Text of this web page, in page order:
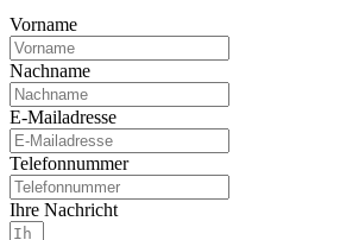
Vorname
Nachname
E-Mailadresse
Telefonnummer
Ihre Nachricht